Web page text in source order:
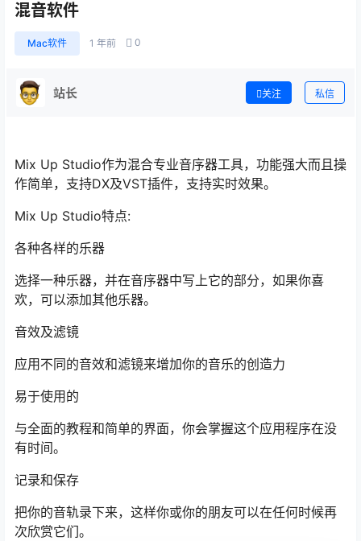
混音软件
Mac软件 1 年前 0
站长 关注 私信
Mix Up Studio作为混合专业音序器工具，功能强大而且操
作简单，支持DX及VST插件，支持实时效果。
Mix Up Studio特点:
各种各样的乐器
选择一种乐器，并在音序器中写上它的部分，如果你喜
欢，可以添加其他乐器。
音效及滤镜
应用不同的音效和滤镜来增加你的音乐的创造力
易于使用的
与全面的教程和简单的界面，你会掌握这个应用程序在没
有时间。
记录和保存
把你的音轨录下来，这样你或你的朋友可以在任何时候再
次欣赏它们。